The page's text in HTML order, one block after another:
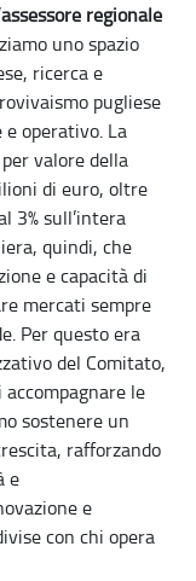
assessore regionale
uno spazio
ricerca e
pugliese
operativo. La
valore della
di euro, oltre
3% sull’intera
quindi, che
e capacità di
mercati sempre
Per questo era
del Comitato,
le
sostenere un
rafforzando
e
e
con chi opera